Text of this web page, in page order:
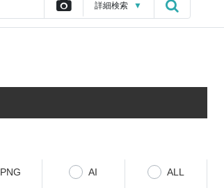
詳細検索 ▼
PNG AI ALL